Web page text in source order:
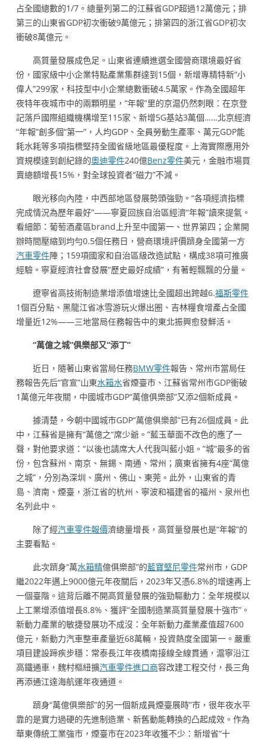
占全國總數的1/7。總量列第二的江蘇省GDP超過12萬億元；排
第三的山東省GDP初次衝破9萬億元；排第四的浙江省GDP初次
衝破8萬億元。
高質量發展成色足。山東省連續進選全國營商環境最好省
份，國家級中小企業特點產業集群達到15個，新增專精特新“小
偉人”299家，科技型中小企業總數衝破4.5萬家。作為全國超年
夜特年夜城市中的兩顆明星，“年報”里的京滬仍然刺眼：在京登
記落戶國際組織機構增至115家、新增5G基站3萬個……北京經濟
“年報”創多個“第一”，人均GDP、全員勞動生產率、萬元GDP能
耗水耗等多項指標堅持全國省級地區最優程度。上海實際應用外
資規模達到創紀錄的奧迪零件240億Benz零件美元，金融市場買
賣總額增長15%，對全球投資者“磁力”不減。
眼光移向內陸，中西部地區發展勢頭強勁。“各項經濟指標
完成情況為歷年最好”——寧夏回族自治區經濟“年報”讀來提氣。
看細節：葡萄酒產區brand上升至中國第一、世界第四；企業開
辦時間壓縮到均勻0.5個任務日，營商環境評價躋身全國第一方
汽車零件陣；159項國家和自治區級改造試點，構成38項可推廣
經驗。寧夏經濟社會發展“歷史最好成績”，有著輕飄飄的分量。
遼寧省高技術制造業增添值增速比全國超出跨越6.福斯零件
1個百分點、黑龍江省冰雪游玩火爆出圈、吉林糧食增產占全國
增量近12%——三地當局任務報告中的東北振興愈發鮮活。
“萬億之城”俱樂部又“添丁”
近日，隨著山東省當局任務BMW零件報告、常州市當局任
務報告先后“官宣”山東水箱水省煙臺市、江蘇省常州市GDP衝破
1萬億元年夜關，中國城市GDP“萬億俱樂部”又添2個新成員。
據清楚，今朝中國城市GDP“萬億俱樂部”已有26個成員。此
中，江蘇省是擁有“萬億之“席少爺。”藍玉華面不改色的應了一
聲，對他要求道：“以後也請席大人代我叫藍小姐。”城”最多的省
份，包含蘇州、南京、無錫、南通、常州；廣東省擁有4座“萬億
之城”，分別為深圳、廣州、佛山、東莞。此外，山東省的青
島、濟南、煙臺，浙江省的杭州、寧波和福建省的福州、泉州也
名列此中。
除了經汽車零件報價濟總量增長，高質量發展也是“年報”的
主要看點。
此次躋身“萬水箱精億俱樂部”的藍寶堅尼零件常州市，GDP
繼2022年邁上9000億元年夜關后，2023年又憑6.8%的增速再上
一個臺階。這背后離不開高質量發展的強勁驅動力：全年規模以
上工業增添值增長8.8%、獲評“全國制造業高質量發展十強市”。
新動力產業的敏捷發展功不成沒：全年新動力產業產值超7600
億元，新動力汽車整車產量近68萬輛，投資熱度全國第一。嚴重
項目建設蹄疾步穩：常泰長江年夜橋南接線全線貫通，滬寧沿江
高鐵通車，魏村樞紐擴汽車零件進口商容改建工程交付，長三角
再添通江達海航運年夜通道。
躋身“萬億俱樂部”的另一個新成員煙臺展時”市，很年夜水平
靠的是實力過硬的先進制造業、新舊動能轉換的凸起成效。作為
華東傳統工業強市，煙臺市在2023年收獲不少：新增省“十